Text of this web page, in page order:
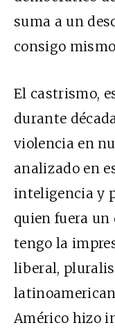
suma a un
consigo
El castrismo,
durante
violencia en
analizado en
inteligencia y
quien fuera un
tengo la
liberal,
Américo hizo